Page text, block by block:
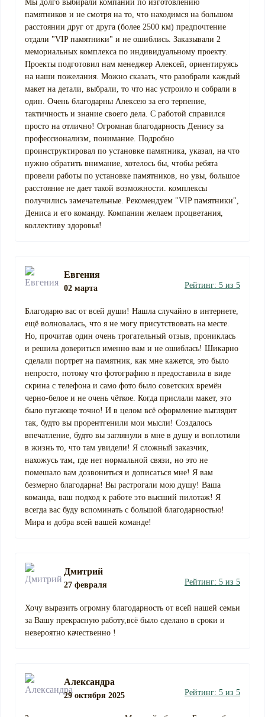
Мы долго выбирали компании по изготовлению
памятников и не смотря на то, что находимся на большом
расстоянии друг от друга (более 2500 км) предпочтение
отдали "VIP памятники" и не ошиблись. Заказывали 2
мемориальных комплекса по индивидуальному проекту.
Проекты подготовил нам менеджер Алексей, ориентируясь
на наши пожелания. Можно сказать, что разобрали каждый
макет на детали, выбрали, то что нас устроило и собрали в
один. Очень благодарны Алексею за его терпение,
тактичность и знание своего дела. С работой справился
просто на отлично! Огромная благодарность Денису за
профессионализм, понимание. Подробно
проинструктировал по установке памятника, указал, на что
нужно обратить внимание, хотелось бы, чтобы ребята
провели работы по установке памятников, но увы, большое
расстояние не дает такой возможности. комплексы
получились замечательные. Рекомендуем "VIP памятники",
Дениса и его команду. Компании желаем процветания,
коллективу здоровья!
Евгения
02 марта Рейтинг: 5 из 5
Благодарю вас от всей души! Нашла случайно в интернете,
ещё волновалась, что я не могу присутствовать на месте.
Но, прочитав один очень трогательный отзыв, прониклась
и решила довериться именно вам и не ошиблась! Шикарно
сделали портрет на памятник, как мне кажется, это было
непросто, потому что фотографию я предоставила в виде
скрина с телефона и само фото было советских времён
черно-белое и не очень чёткое. Когда прислали макет, это
было пугающе точно! И в целом всё оформление выглядит
так, будто вы прорентгенили мои мысли! Создалось
впечатление, будто вы заглянули в мне в душу и воплотили
в жизнь то, что там увидели! Я сложный заказчик,
нахожусь там, где нет нормальной связи, но это не
помешало вам дозвониться и дописаться мне! Я вам
безмерно благодарна! Вы растрогали мою душу! Ваша
команда, ваш подход к работе это высший пилотаж! Я
всегда вас буду вспоминать с большой благодарностью!
Мира и добра всей вашей команде!
Дмитрий
27 февраля Рейтинг: 5 из 5
Хочу выразить огромну благодарность от всей нашей семьи
за Вашу прекрасную работу,всё было сделано в сроки и
невероятно качественно !
Александра
29 октября 2025 Рейтинг: 5 из 5